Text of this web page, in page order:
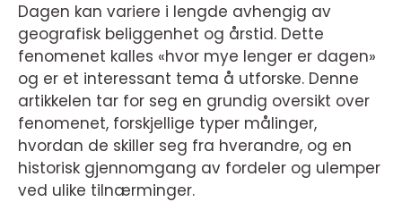
Dagen kan variere i lengde avhengig av
geografisk beliggenhet og årstid. Dette
fenomenet kalles «hvor mye lenger er dagen»
og er et interessant tema å utforske. Denne
artikkelen tar for seg en grundig oversikt over
fenomenet, forskjellige typer målinger,
hvordan de skiller seg fra hverandre, og en
historisk gjennomgang av fordeler og ulemper
ved ulike tilnærminger.